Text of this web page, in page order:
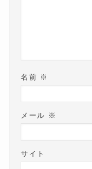
名前 ※
メール ※
サイト